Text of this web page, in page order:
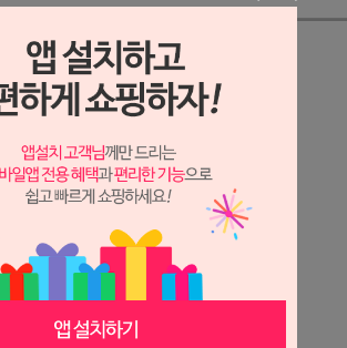
상세정보 새창 열기
상세 정보를 확대해 보실 수 있습니다.